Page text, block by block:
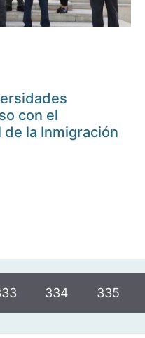
con el
la Inmigración
334 335